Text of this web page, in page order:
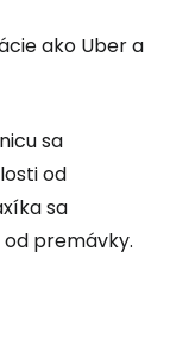
ako Uber a
sa
od
sa
premávky.